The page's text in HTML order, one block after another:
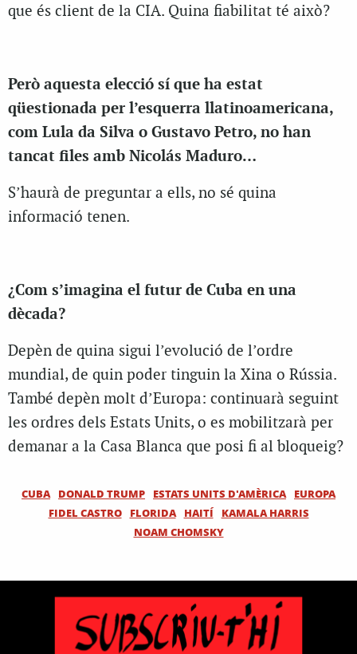
que és client de la CIA. Quina fiabilitat té això?
Però aquesta elecció sí que ha estat
qüestionada per l’esquerra llatinoamericana,
com Lula da Silva o Gustavo Petro, no han
tancat files amb Nicolás Maduro…
S’haurà de preguntar a ells, no sé quina
informació tenen.
¿Com s’imagina el futur de Cuba en una
dècada?
Depèn de quina sigui l’evolució de l’ordre
mundial, de quin poder tinguin la Xina o Rússia.
També depèn molt d’Europa: continuarà seguint
les ordres dels Estats Units, o es mobilitzarà per
demanar a la Casa Blanca que posi fi al bloqueig?
CUBA DONALD TRUMP ESTATS UNITS D'AMÈRICA
EUROPA
FIDEL CASTRO
FLORIDA HAITÍ
KAMALA HARRIS
NOAM CHOMSKY